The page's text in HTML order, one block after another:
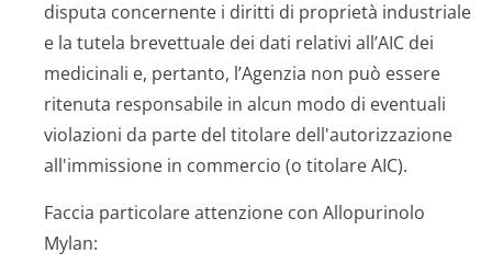
disputa concernente i diritti di proprietà industriale
e la tutela brevettuale dei dati relativi all’AIC dei
medicinali e, pertanto, l’Agenzia non può essere
ritenuta responsabile in alcun modo di eventuali
violazioni da parte del titolare dell'autorizzazione
all'immissione in commercio (o titolare AIC).
Faccia particolare attenzione con Allopurinolo
Mylan: